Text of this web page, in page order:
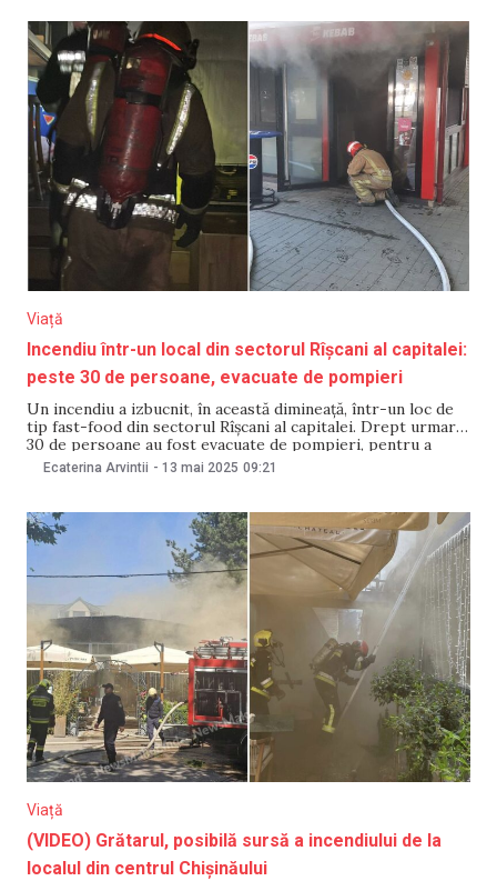
Viață
Incendiu într-un local din sectorul Rîșcani al capitalei:
peste 30 de persoane, evacuate de pompieri
Un incendiu a izbucnit, în această dimineață, într-un loc de
tip fast-food din sectorul Rîșcani al capitalei. Drept urmare,
30 de persoane au fost evacuate de pompieri, pentru a
evita intoxicarea acestora cu monoxid de carbon. Conform
Ecaterina Arvintii - 13 mai 2025 09:21
Viață
(VIDEO) Grătarul, posibilă sursă a incendiului de la
localul din centrul Chișinăului